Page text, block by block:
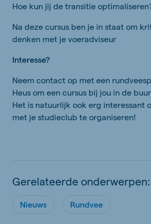
Hoe kun jij de transitie
Na deze cursus ben je in staat om
denken met je voeradviseur
Interesse?
Neem contact op met een
Heus om een cursus bij jou in de
Het is natuurlijk ook erg interessant
met je studieclub te organiseren!
Gerelateerde onderwerpen:
Nieuws Rundvee